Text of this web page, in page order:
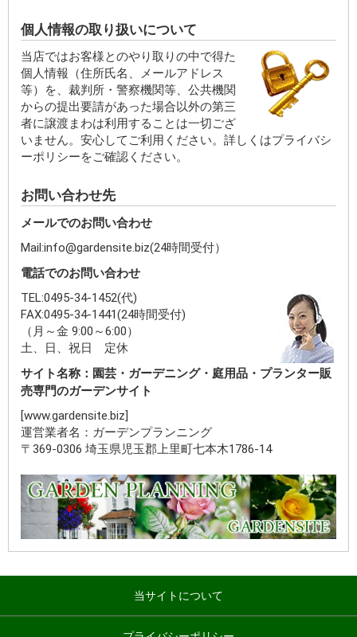
個人情報の取り扱いについて
当店ではお客様とのやり取りの中で得た
個人情報（住所氏名、メールアドレス
等）を、裁判所・警察機関等、公共機関
からの提出要請があった場合以外の第三
者に譲渡まわは利用することは一切ござ
いません。安心してご利用ください。詳しくはプライバシ
ーポリシーをご確認ください。
お問い合わせ先
メールでのお問い合わせ
Mail:info@gardensite.biz(24時間受付）
電話でのお問い合わせ
TEL:0495-34-1452(代)
FAX:0495-34-1441(24時間受付)
（月～金 9:00～6:00）
土、日、祝日 定休
サイト名称：園芸・ガーデニング・庭用品・プランター販
売専門のガーデンサイト
[www.gardensite.biz]
運営業者名：ガーデンプランニング
〒369-0306 埼玉県児玉郡上里町七本木1786-14
当サイトについて